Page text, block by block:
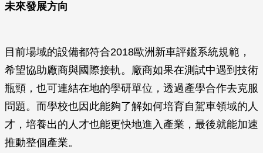
未來發展方向
目前場域的設備都符合2018歐洲新車評鑑系統規範，
希望協助廠商與國際接軌。廠商如果在測試中遇到技術
瓶頸，也可連結在地的學研單位，透過產學合作去克服
問題。而學校也因此能夠了解如何培育自駕車領域的人
才，培養出的人才也能更快地進入產業，最後就能加速
推動整個產業。